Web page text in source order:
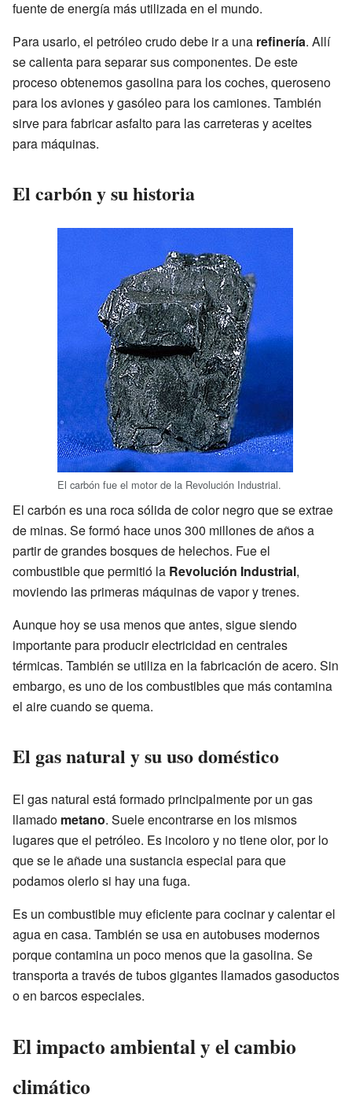
fuente de energía más utilizada en el mundo.
Para usarlo, el petróleo crudo debe ir a una refinería. Allí
se calienta para separar sus componentes. De este
proceso obtenemos gasolina para los coches, queroseno
para los aviones y gasóleo para los camiones. También
sirve para fabricar asfalto para las carreteras y aceites
para máquinas.
El carbón y su historia
El carbón fue el motor de la Revolución Industrial.
El carbón es una roca sólida de color negro que se extrae
de minas. Se formó hace unos 300 millones de años a
partir de grandes bosques de helechos. Fue el
combustible que permitió la Revolución Industrial,
moviendo las primeras máquinas de vapor y trenes.
Aunque hoy se usa menos que antes, sigue siendo
importante para producir electricidad en centrales
térmicas. También se utiliza en la fabricación de acero. Sin
embargo, es uno de los combustibles que más contamina
el aire cuando se quema.
El gas natural y su uso doméstico
El gas natural está formado principalmente por un gas
llamado metano. Suele encontrarse en los mismos
lugares que el petróleo. Es incoloro y no tiene olor, por lo
que se le añade una sustancia especial para que
podamos olerlo si hay una fuga.
Es un combustible muy eficiente para cocinar y calentar el
agua en casa. También se usa en autobuses modernos
porque contamina un poco menos que la gasolina. Se
transporta a través de tubos gigantes llamados gasoductos
o en barcos especiales.
El impacto ambiental y el cambio
climático